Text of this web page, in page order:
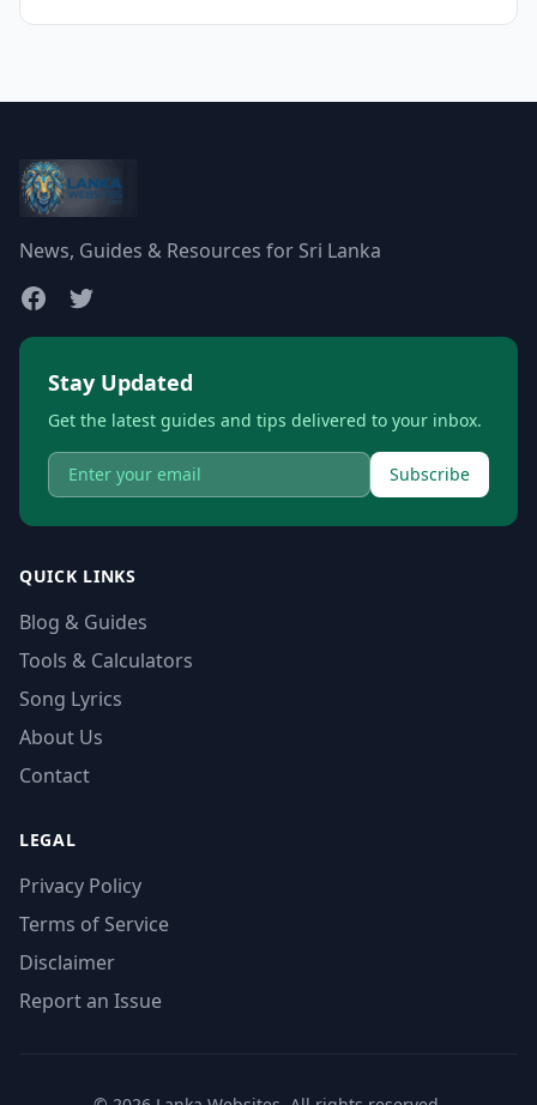
News, Guides & Resources for Sri Lanka
Stay Updated
Get the latest guides and tips delivered to your inbox.
Subscribe
QUICK LINKS
Blog & Guides
Tools & Calculators
Song Lyrics
About Us
Contact
LEGAL
Privacy Policy
Terms of Service
Disclaimer
Report an Issue